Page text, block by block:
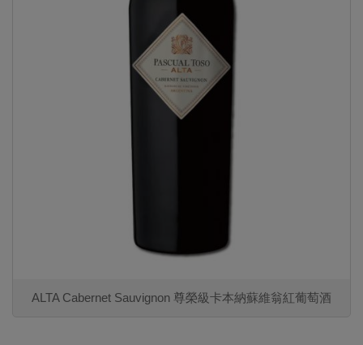
ALTA Cabernet Sauvignon 尊榮級卡本納蘇維翁紅葡萄酒